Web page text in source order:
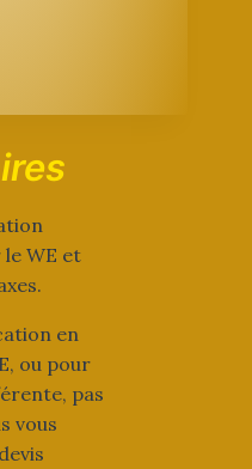
WE et
en
ou pour
pas
vous